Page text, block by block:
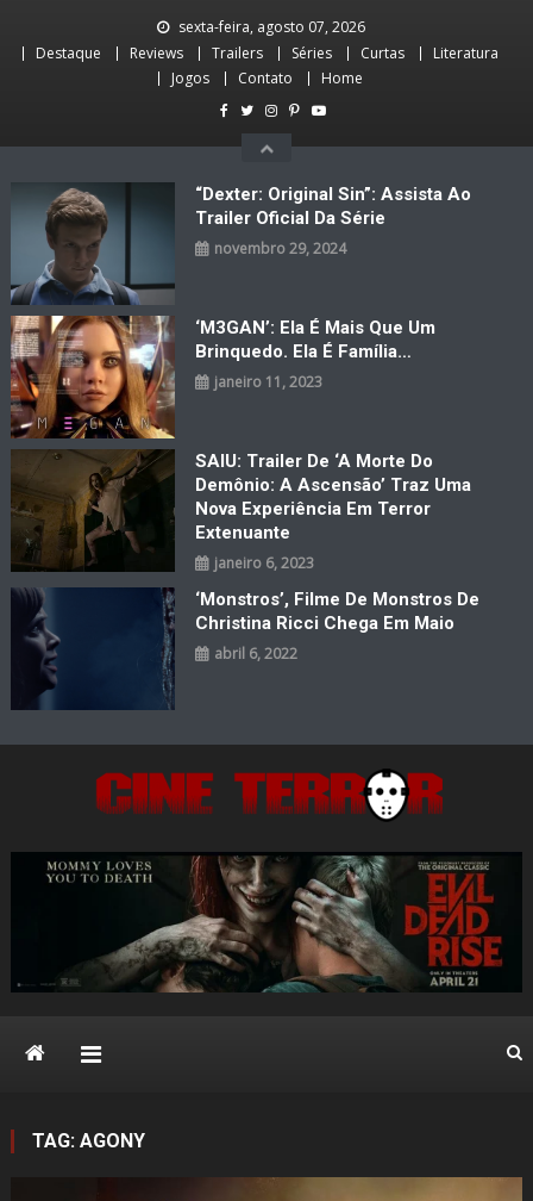
sexta-feira, agosto 07, 2026
Destaque
Reviews Trailers Séries Curtas
Literatura
Jogos
Contato Home
“Dexter: Original Sin”: Assista Ao
Trailer Oficial Da Série
novembro 29, 2024
‘M3GAN’: Ela É Mais Que Um
Brinquedo. Ela É Família…
janeiro 11, 2023
SAIU: Trailer De ‘A Morte Do
Demônio: A Ascensão’ Traz Uma
Nova Experiência Em Terror
Extenuante
janeiro 6, 2023
‘Monstros’, Filme De Monstros De
Christina Ricci Chega Em Maio
abril 6, 2022
Cine Terror
TAG: AGONY